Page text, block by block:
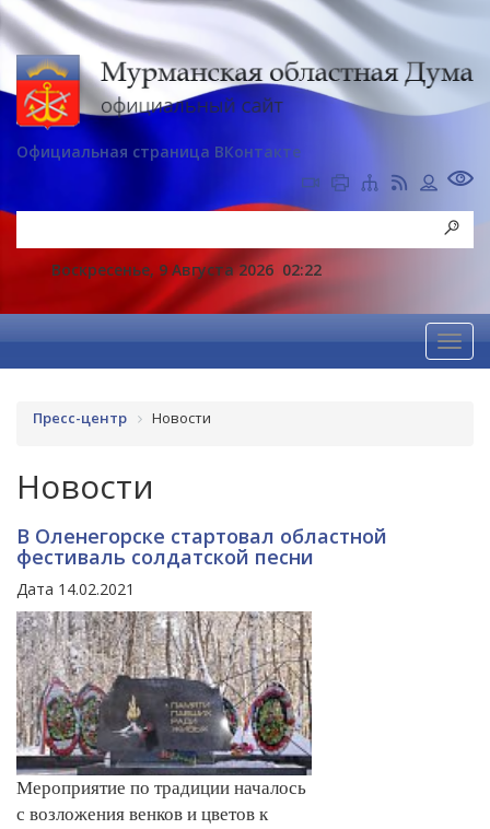
Официальная страница ВКонтакте
Воскресенье, 9 Августа 2026 02:22
Пресс-центр Новости
Новости
В Оленегорске стартовал областной
фестиваль солдатской песни
Дата 14.02.2021
Мероприятие по традиции началось
с возложения венков и цветов к